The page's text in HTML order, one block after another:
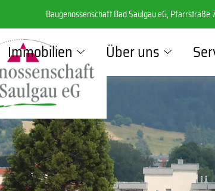
Baugenossenschaft Bad Saulgau eG, Pfarrstraße
Immobilien Über uns